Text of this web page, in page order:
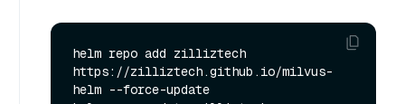
helm repo add zilliztech
https://zilliztech.github.io/milvus-
helm --force-update